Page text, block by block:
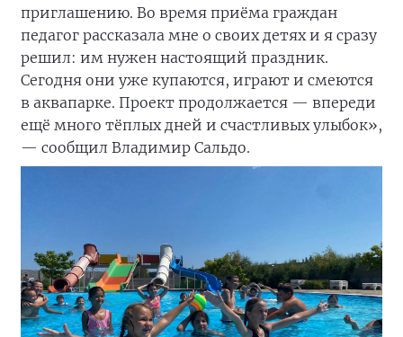
приглашению. Во время приёма граждан
педагог рассказала мне о своих детях и я сразу
решил: им нужен настоящий праздник.
Сегодня они уже купаются, играют и смеются
в аквапарке. Проект продолжается — впереди
ещё много тёплых дней и счастливых улыбок»,
— сообщил Владимир Сальдо.